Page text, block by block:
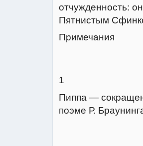
отчужденность:
Пятнистым
Примечания
1
Пиппа —
поэме Р.